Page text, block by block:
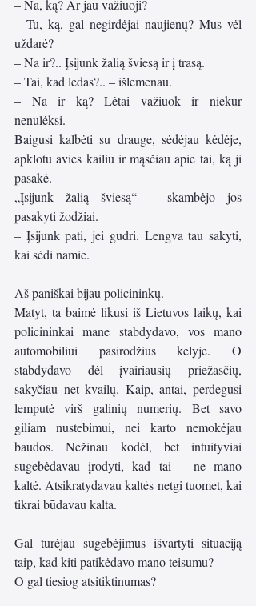
– Na, ką? Ar jau važiuoji?
– Tu, ką, gal negirdėjai naujienų? Mus vėl
uždarė?
– Na ir?.. Įsijunk žalią šviesą ir į trasą.
– Tai, kad ledas?.. – išlemenau.
– Na ir ką? Lėtai važiuok ir niekur
nenulėksi.
Baigusi kalbėti su drauge, sėdėjau kėdėje,
apklotu avies kailiu ir mąsčiau apie tai, ką ji
pasakė.
„Įsijunk žalią šviesą“ – skambėjo jos
pasakyti žodžiai.
– Įsijunk pati, jei gudri. Lengva tau sakyti,
kai sėdi namie.
Aš paniškai bijau policininkų.
Matyt, ta baimė likusi iš Lietuvos laikų, kai
policininkai mane stabdydavo, vos mano
automobiliui pasirodžius kelyje. O
stabdydavo dėl įvairiausių priežasčių,
sakyčiau net kvailų. Kaip, antai, perdegusi
lemputė virš galinių numerių. Bet savo
giliam nustebimui, nei karto nemokėjau
baudos. Nežinau kodėl, bet intuityviai
sugebėdavau įrodyti, kad tai – ne mano
kaltė. Atsikratydavau kaltės netgi tuomet, kai
tikrai būdavau kalta.
Gal turėjau sugebėjimus išvartyti situaciją
taip, kad kiti patikėdavo mano teisumu?
O gal tiesiog atsitiktinumas?